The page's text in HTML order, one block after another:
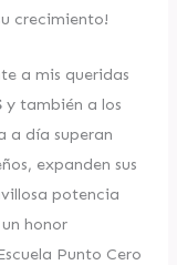
crecimiento!
a mis queridas
y también a los
a día superan
expanden sus
potencia
honor
Punto Cero